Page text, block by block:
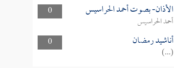
0
الأذان- بصوت أحمد الحراسيس
أحمد الحراسيس
0
أناشيد رمضان
(...)